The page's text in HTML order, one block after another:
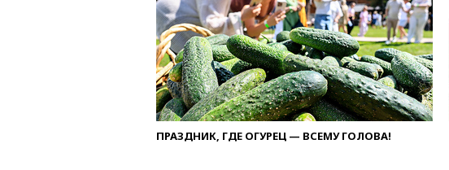
ПРАЗДНИК, ГДЕ ОГУРЕЦ — ВСЕМУ ГОЛОВА!